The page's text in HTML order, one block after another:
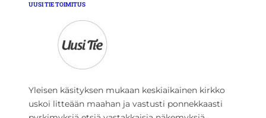
UUSI TIE TOIMITUS
Yleisen käsityksen mukaan keskiaikainen kirkko
uskoi litteään maahan ja vastusti ponnekkaasti